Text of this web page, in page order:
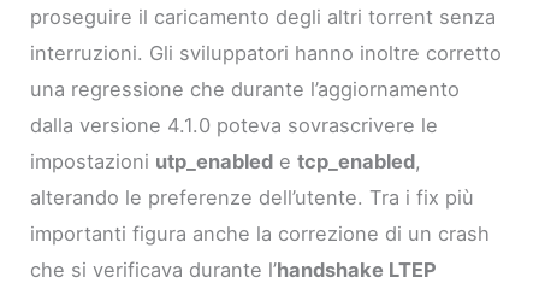
proseguire il caricamento degli altri torrent senza
interruzioni. Gli sviluppatori hanno inoltre corretto
una regressione che durante l’aggiornamento
dalla versione 4.1.0 poteva sovrascrivere le
impostazioni utp_enabled etcp_enabled,
alterando le preferenze dell’utente. Tra i fix più
importanti figura anche la correzione di un crash
che si verificava durante l’handshake LTEP